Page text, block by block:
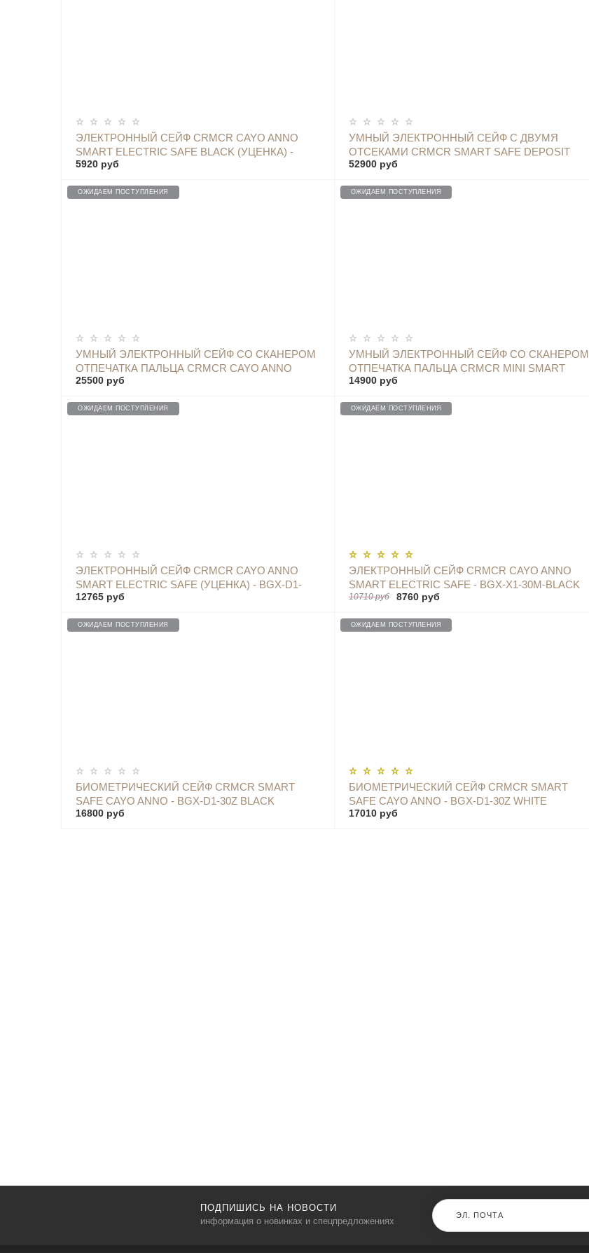
ЭЛЕКТРОННЫЙ СЕЙФ CRMCR CAYO ANNO
SMART ELECTRIC SAFE BLACK (УЦЕНКА) -
BGX-D1-30M SALE
5920 руб
ОПОВЕСТИТЬ
УМНЫЙ ЭЛЕКТРОННЫЙ СЕЙФ С ДВУМЯ
ОТСЕКАМИ CRMCR SMART SAFE DEPOSIT
BOX TWO DOOR - BGX-X1-55KN WHITE
52900 руб
ОПОВЕСТИТЬ
ОЖИДАЕМ ПОСТУПЛЕНИЯ
УМНЫЙ ЭЛЕКТРОННЫЙ СЕЙФ СО СКАНЕРОМ
ОТПЕЧАТКА ПАЛЬЦА CRMCR CAYO ANNO
IRON PRO SAFE BOX - BGX-X1-60MP WHITE
25500 руб
ОПОВЕСТИТЬ
ОЖИДАЕМ ПОСТУПЛЕНИЯ
УМНЫЙ ЭЛЕКТРОННЫЙ СЕЙФ СО СКАНЕРОМ
ОТПЕЧАТКА ПАЛЬЦА CRMCR MINI SMART
SCREEN FINGERPRINT SAFE DEPOSIT BOX -
14900 руб
ОПОВЕСТИТЬ
ОЖИДАЕМ ПОСТУПЛЕНИЯ
ЭЛЕКТРОННЫЙ СЕЙФ CRMCR CAYO ANNO
SMART ELECTRIC SAFE (УЦЕНКА) - BGX-D1-
30M-WHITE SALE
12765 руб
ОПОВЕСТИТЬ
ОЖИДАЕМ ПОСТУПЛЕНИЯ
ЭЛЕКТРОННЫЙ СЕЙФ CRMCR CAYO ANNO
SMART ELECTRIC SAFE - BGX-X1-30M-BLACK
10710 руб 8760 руб
ОПОВЕСТИТЬ
ОЖИДАЕМ ПОСТУПЛЕНИЯ
БИОМЕТРИЧЕСКИЙ СЕЙФ CRMCR SMART
SAFE CAYO ANNO - BGX-D1-30Z BLACK
16800 руб
ОПОВЕСТИТЬ
ОЖИДАЕМ ПОСТУПЛЕНИЯ
БИОМЕТРИЧЕСКИЙ СЕЙФ CRMCR SMART
SAFE CAYO ANNO - BGX-D1-30Z WHITE
17010 руб
ОПОВЕСТИТЬ
ПОДПИШИСЬ НА НОВОСТИ
информация о новинках и спецпредложениях